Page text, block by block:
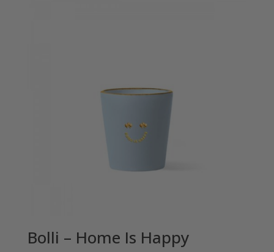
Bolli – Home Is Happy